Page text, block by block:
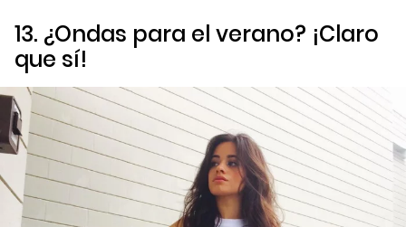
13. ¿Ondas para el verano? ¡Claro
que sí!